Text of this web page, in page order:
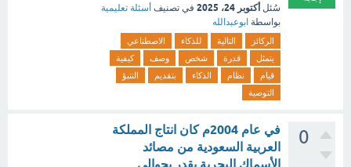
سُئل أكتوبر 24، 2025 في تصنيف أسئلة تعليمية
بواسطة ابوعبدالله
الركائز التالية للذكاء
الاصطناعي
يتمثل
قدرة شخص وصف
كيفية
قيام
نظام الذكاء بتقديم
التنبؤ
التوصية
0
في عام 2004م كان انتاج المملكة
العربية السعودية من مصائد